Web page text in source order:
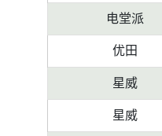
电堂派
优田
星威
星威